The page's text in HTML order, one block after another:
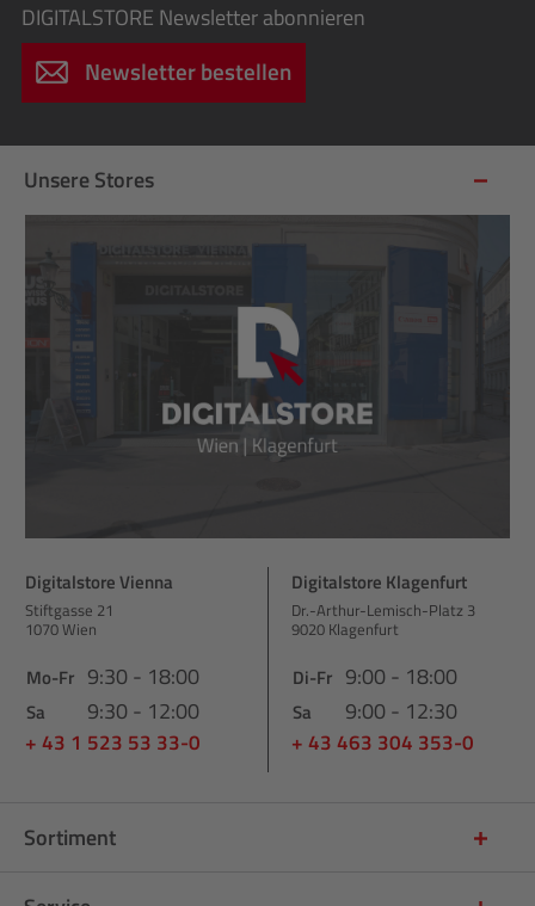
DIGITALSTORE Newsletter abonnieren
Newsletter bestellen
Unsere Stores
Digitalstore Vienna
Stiftgasse 21
1070 Wien
Mo-Fr 9:30 - 18:00
Sa 9:30 - 12:00
+ 43 1 523 53 33-0
Digitalstore Klagenfurt
Dr.-Arthur-Lemisch-Platz 3
9020 Klagenfurt
Di-Fr 9:00 - 18:00
Sa 9:00 - 12:30
+ 43 463 304 353-0
Sortiment